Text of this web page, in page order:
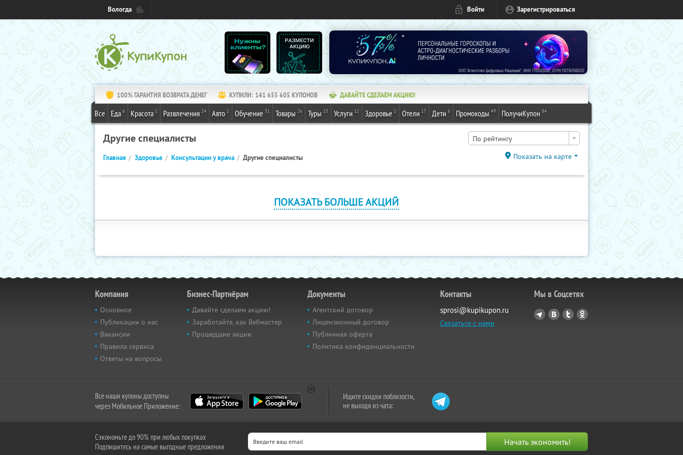
Вологда Войти Зарегистрироваться
100% ГАРАНТИЯ ВОЗВРАТА ДЕНЕГ КУПИЛИ: 141 655 607 КУПОНОВ ДАВАЙТЕ СДЕЛАЕМ АКЦИЮ!
Все Еда 6 Красота 1 Развлечения 24 Авто 1 Обучение 31 Товары 26 Туры 13 Услуги 12 Здоровье 1 Отели 17 Дети 6 Промокоды 49 ПолучиКупон 84
Другие специалисты По рейтингу
Главная Здоровье Консультации у врача Другие специалисты Показать на карте
ПОКАЗАТЬ БОЛЬШЕ АКЦИЙ
Компания
Основное
Публикации о нас
Вакансии
Правила сервиса
Ответы на вопросы
Бизнес-Партнёрам
Давайте сделаем акцию!
Заработайте, как Вебмастер
Прошедшие акции
Документы
Агентский договор
Лицензионный договор
Публичная оферта
Политика конфиденциальности
Контакты
sprosi@kupikupon.ru
Связаться с нами
Мы в Соцсетях
Все наши купоны доступны
через Мобильное Приложение:
Ищите скидки поблизости,
не выходя из чата:
Сэкономьте до 90% при любых покупках
Подпишитесь на самые выгодные предложения